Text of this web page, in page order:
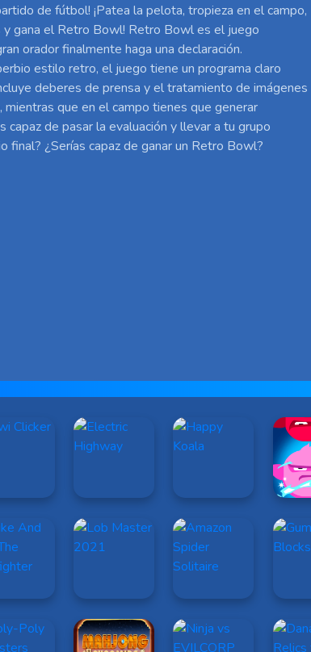
de fútbol! ¡Patea la pelota, tropieza en el campo,
gana el Retro Bowl! Retro Bowl es el juego
orador finalmente haga una declaración.
estilo retro, el juego tiene un programa claro
deberes de prensa y el tratamiento de imágenes
mientras que en el campo tienes que generar
capaz de pasar la evaluación y llevar a tu grupo
final? ¿Serías capaz de ganar un Retro Bowl?